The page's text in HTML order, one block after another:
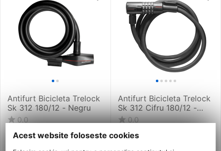
Antifurt Bicicleta Trelock
Sk 312 180/12 - Negru
0.0
in stoc
Antifurt Bicicleta Trelock
Sk 312 Cifru 180/12 -
Negru
0.0
in stoc
Acest website foloseste cookies